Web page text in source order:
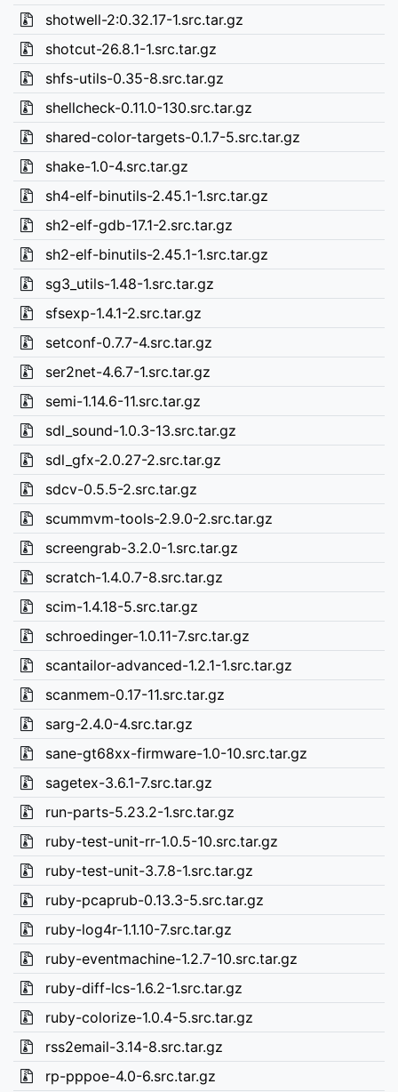
shotwell-2:0.32.17-1.src.tar.gz
shotcut-26.8.1-1.src.tar.gz
shfs-utils-0.35-8.src.tar.gz
shellcheck-0.11.0-130.src.tar.gz
shared-color-targets-0.1.7-5.src.tar.gz
shake-1.0-4.src.tar.gz
sh4-elf-binutils-2.45.1-1.src.tar.gz
sh2-elf-gdb-17.1-2.src.tar.gz
sh2-elf-binutils-2.45.1-1.src.tar.gz
sg3_utils-1.48-1.src.tar.gz
sfsexp-1.4.1-2.src.tar.gz
setconf-0.7.7-4.src.tar.gz
ser2net-4.6.7-1.src.tar.gz
semi-1.14.6-11.src.tar.gz
sdl_sound-1.0.3-13.src.tar.gz
sdl_gfx-2.0.27-2.src.tar.gz
sdcv-0.5.5-2.src.tar.gz
scummvm-tools-2.9.0-2.src.tar.gz
screengrab-3.2.0-1.src.tar.gz
scratch-1.4.0.7-8.src.tar.gz
scim-1.4.18-5.src.tar.gz
schroedinger-1.0.11-7.src.tar.gz
scantailor-advanced-1.2.1-1.src.tar.gz
scanmem-0.17-11.src.tar.gz
sarg-2.4.0-4.src.tar.gz
sane-gt68xx-firmware-1.0-10.src.tar.gz
sagetex-3.6.1-7.src.tar.gz
run-parts-5.23.2-1.src.tar.gz
ruby-test-unit-rr-1.0.5-10.src.tar.gz
ruby-test-unit-3.7.8-1.src.tar.gz
ruby-pcaprub-0.13.3-5.src.tar.gz
ruby-log4r-1.1.10-7.src.tar.gz
ruby-eventmachine-1.2.7-10.src.tar.gz
ruby-diff-lcs-1.6.2-1.src.tar.gz
ruby-colorize-1.0.4-5.src.tar.gz
rss2email-3.14-8.src.tar.gz
rp-pppoe-4.0-6.src.tar.gz